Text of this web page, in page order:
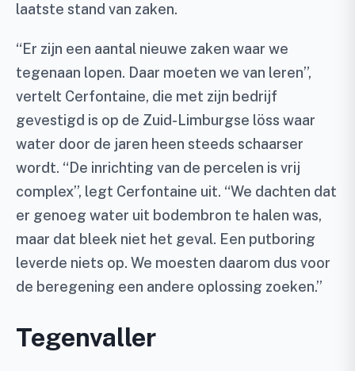
laatste stand van zaken.
“Er zijn een aantal nieuwe zaken waar we
tegenaan lopen. Daar moeten we van leren”,
vertelt Cerfontaine, die met zijn bedrijf
gevestigd is op de Zuid-Limburgse löss waar
water door de jaren heen steeds schaarser
wordt. “De inrichting van de percelen is vrij
complex”, legt Cerfontaine uit. “We dachten dat
er genoeg water uit bodembron te halen was,
maar dat bleek niet het geval. Een putboring
leverde niets op. We moesten daarom dus voor
de beregening een andere oplossing zoeken.”
Tegenvaller